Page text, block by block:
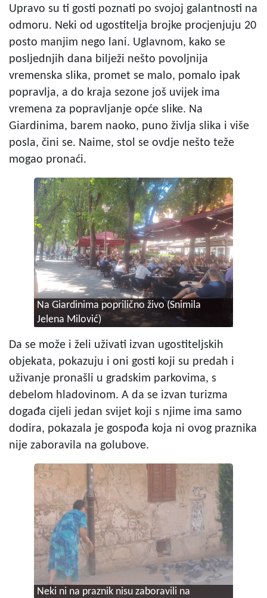
Upravo su ti gosti poznati po svojoj galantnosti na
odmoru. Neki od ugostitelja brojke procjenjuju 20
posto manjim nego lani. Uglavnom, kako se
posljednjih dana bilježi nešto povoljnija
vremenska slika, promet se malo, pomalo ipak
popravlja, a do kraja sezone još uvijek ima
vremena za popravljanje opće slike. Na
Giardinima, barem naoko, puno življa slika i više
posla, čini se. Naime, stol se ovdje nešto teže
mogao pronaći.
Na Giardinima poprilično živo (Snimila
Jelena Milović)
Da se može i želi uživati izvan ugostiteljskih
objekata, pokazuju i oni gosti koji su predah i
uživanje pronašli u gradskim parkovima, s
debelom hladovinom. A da se izvan turizma
događa cijeli jedan svijet koji s njime ima samo
dodira, pokazala je gospođa koja ni ovog praznika
nije zaboravila na golubove.
Neki ni na praznik nisu zaboravili na